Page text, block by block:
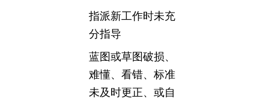
指派新工作时未充
分指导
蓝图或草图破损、
难懂、看错、标准
未及时更正、或自